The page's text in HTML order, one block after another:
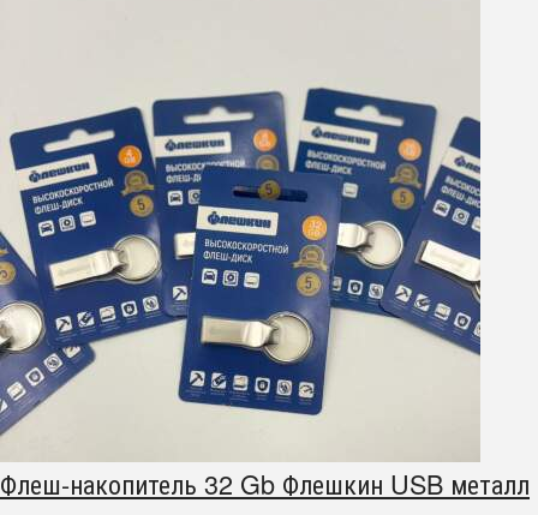
Флеш-накопитель 32 Gb Флешкин USB металл